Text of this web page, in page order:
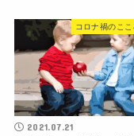
コロナ禍のこ
2021.07.21